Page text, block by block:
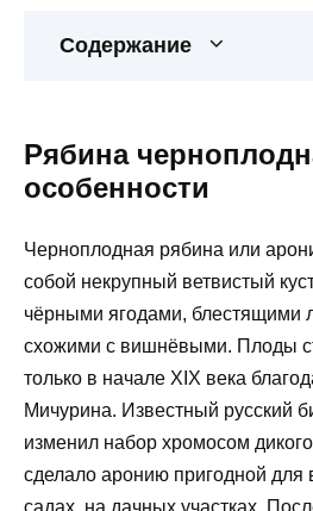
Содержание
Рябина
особенности
Черноплодная рябина или
собой некрупный ветвистый
чёрными ягодами, блестящими
схожими с вишнёвыми. Плоды
только в начале XIX века
Мичурина. Известный русский
изменил набор хромосом
сделало аронию пригодной